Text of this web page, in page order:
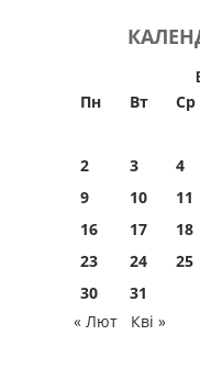
Пн Вт Ср
2
3 4
9
10 11
16
17 18
23
24 25
30
31
« Лют
Кві »